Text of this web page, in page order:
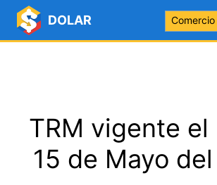
DOLAR Comercio
TRM vigente el
15 de Mayo